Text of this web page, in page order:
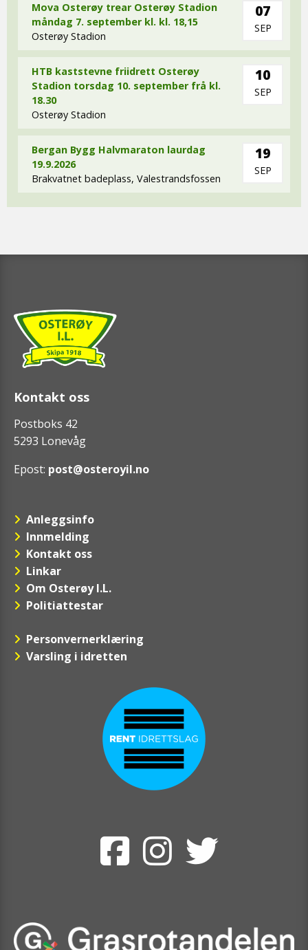
Mova Osterøy trear Osterøy Stadion
måndag 7. september kl. kl. 18,15
Osterøy Stadion
07
SEP
HTB kaststevne friidrett Osterøy
Stadion torsdag 10. september frå kl.
18.30
Osterøy Stadion
10
SEP
Bergan Bygg Halvmaraton laurdag
19.9.2026
Brakvatnet badeplass, Valestrandsfossen
19
SEP
Kontakt oss
Postboks 42
5293 Lonevåg
Epost: post@osteroyil.no
Anleggsinfo
Innmelding
Kontakt oss
Linkar
Om Osterøy I.L.
Politiattestar
Personvernerklæring
Varsling i idretten